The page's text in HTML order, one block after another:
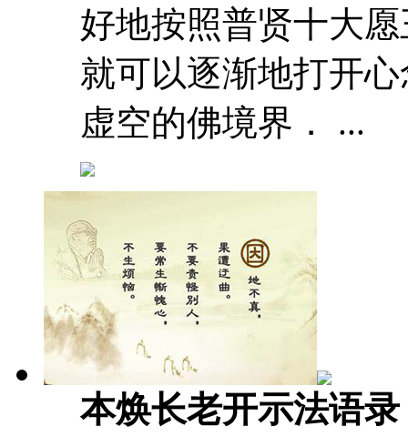
好地按照普贤十大
就可以逐渐地打开
虚空的佛境界． ...
本焕长老开示法语录